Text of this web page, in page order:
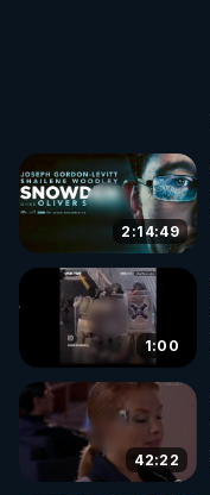
2:14:49
1:00
42:22